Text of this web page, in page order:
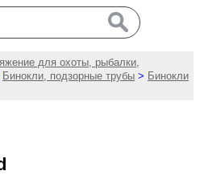
для охоты, рыбалки,
Бинокли, подзорные трубы > Бинокли